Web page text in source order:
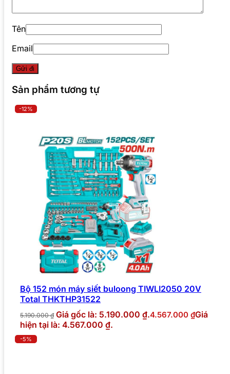
Tên
Email
Sản phẩm tương tự
-12%
Bộ 152 món máy siết buloong TIWLI2050 20V
Total THKTHP31522
5.190.000₫ Giá gốc là: 5.190.000 ₫.4.567.000 ₫Giá
hiện tại là: 4.567.000 ₫.
-5%